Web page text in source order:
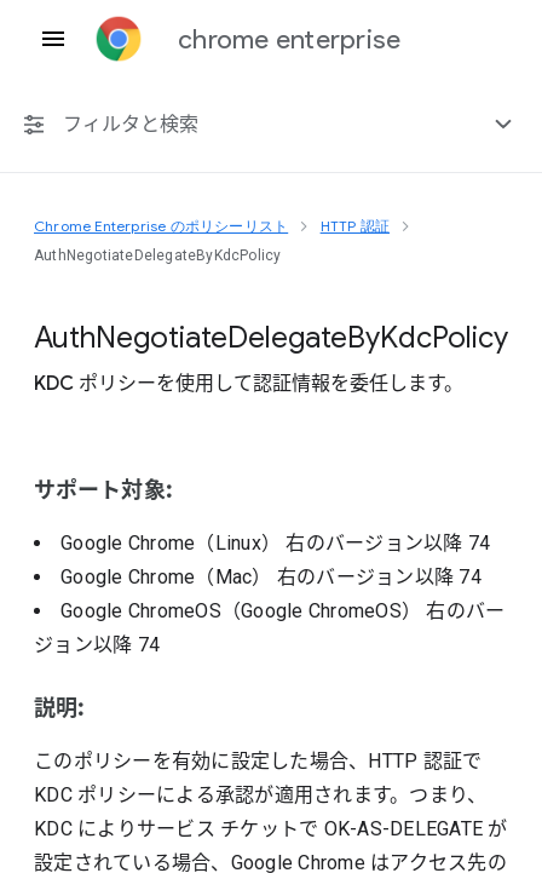
chrome enterprise
フィルタと検索
プラットフォーム共通
Chrome Enterprise のポリシーリスト HTTP 認証
AuthNegotiateDelegateByKdcPolicy
AuthNegotiateDelegateByKdcPolicy
KDC ポリシーを使用して認証情報を委任します。
サポート対象:
Google Chrome（Linux）右のバージョン以降 74
Google Chrome（Mac） 右のバージョン以降 74
Google ChromeOS（Google ChromeOS）右のバー
ジョン以降 74
説明:
このポリシーを有効に設定した場合、HTTP 認証で
KDC ポリシーによる承認が適用されます。つまり、
KDC によりサービス チケットで OK-AS-DELEGATE が
設定されている場合、Google Chrome はアクセス先の